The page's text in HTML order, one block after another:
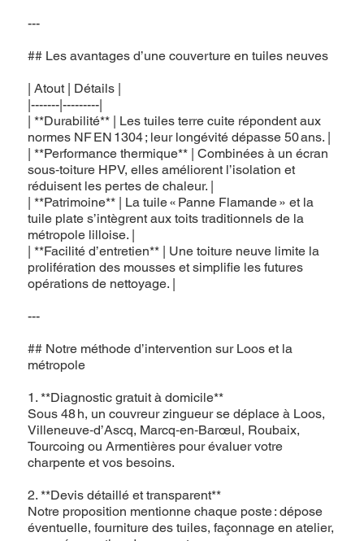
---
## Les avantages d’une couverture en tuiles neuves
| Atout | Détails |
|-------|---------|
| **Durabilité** | Les tuiles terre cuite répondent aux
normes NF EN 1304 ; leur longévité dépasse 50 ans. |
| **Performance thermique** | Combinées à un écran
sous‑toiture HPV, elles améliorent l’isolation et
réduisent les pertes de chaleur. |
| **Patrimoine** | La tuile « Panne Flamande » et la
tuile plate s’intègrent aux toits traditionnels de la
métropole lilloise. |
| **Facilité d’entretien** | Une toiture neuve limite la
prolifération des mousses et simplifie les futures
opérations de nettoyage. |
---
## Notre méthode d’intervention sur Loos et la
métropole
1. **Diagnostic gratuit à domicile**
Sous 48 h, un couvreur zingueur se déplace à Loos,
Villeneuve‑d’Ascq, Marcq‑en‑Barœul, Roubaix,
Tourcoing ou Armentières pour évaluer votre
charpente et vos besoins.
2. **Devis détaillé et transparent**
Notre proposition mentionne chaque poste : dépose
éventuelle, fourniture des tuiles, façonnage en atelier,